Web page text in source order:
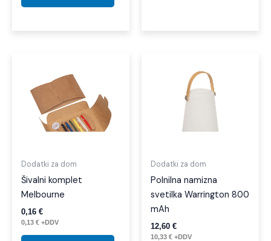
Dodatki za dom
Šivalni komplet
Melbourne
0,16 €
0,13 € +DDV
Dodatki za dom
Polnilna namizna
svetilka Warrington 800
mAh
12,60 €
10,33 € +DDV